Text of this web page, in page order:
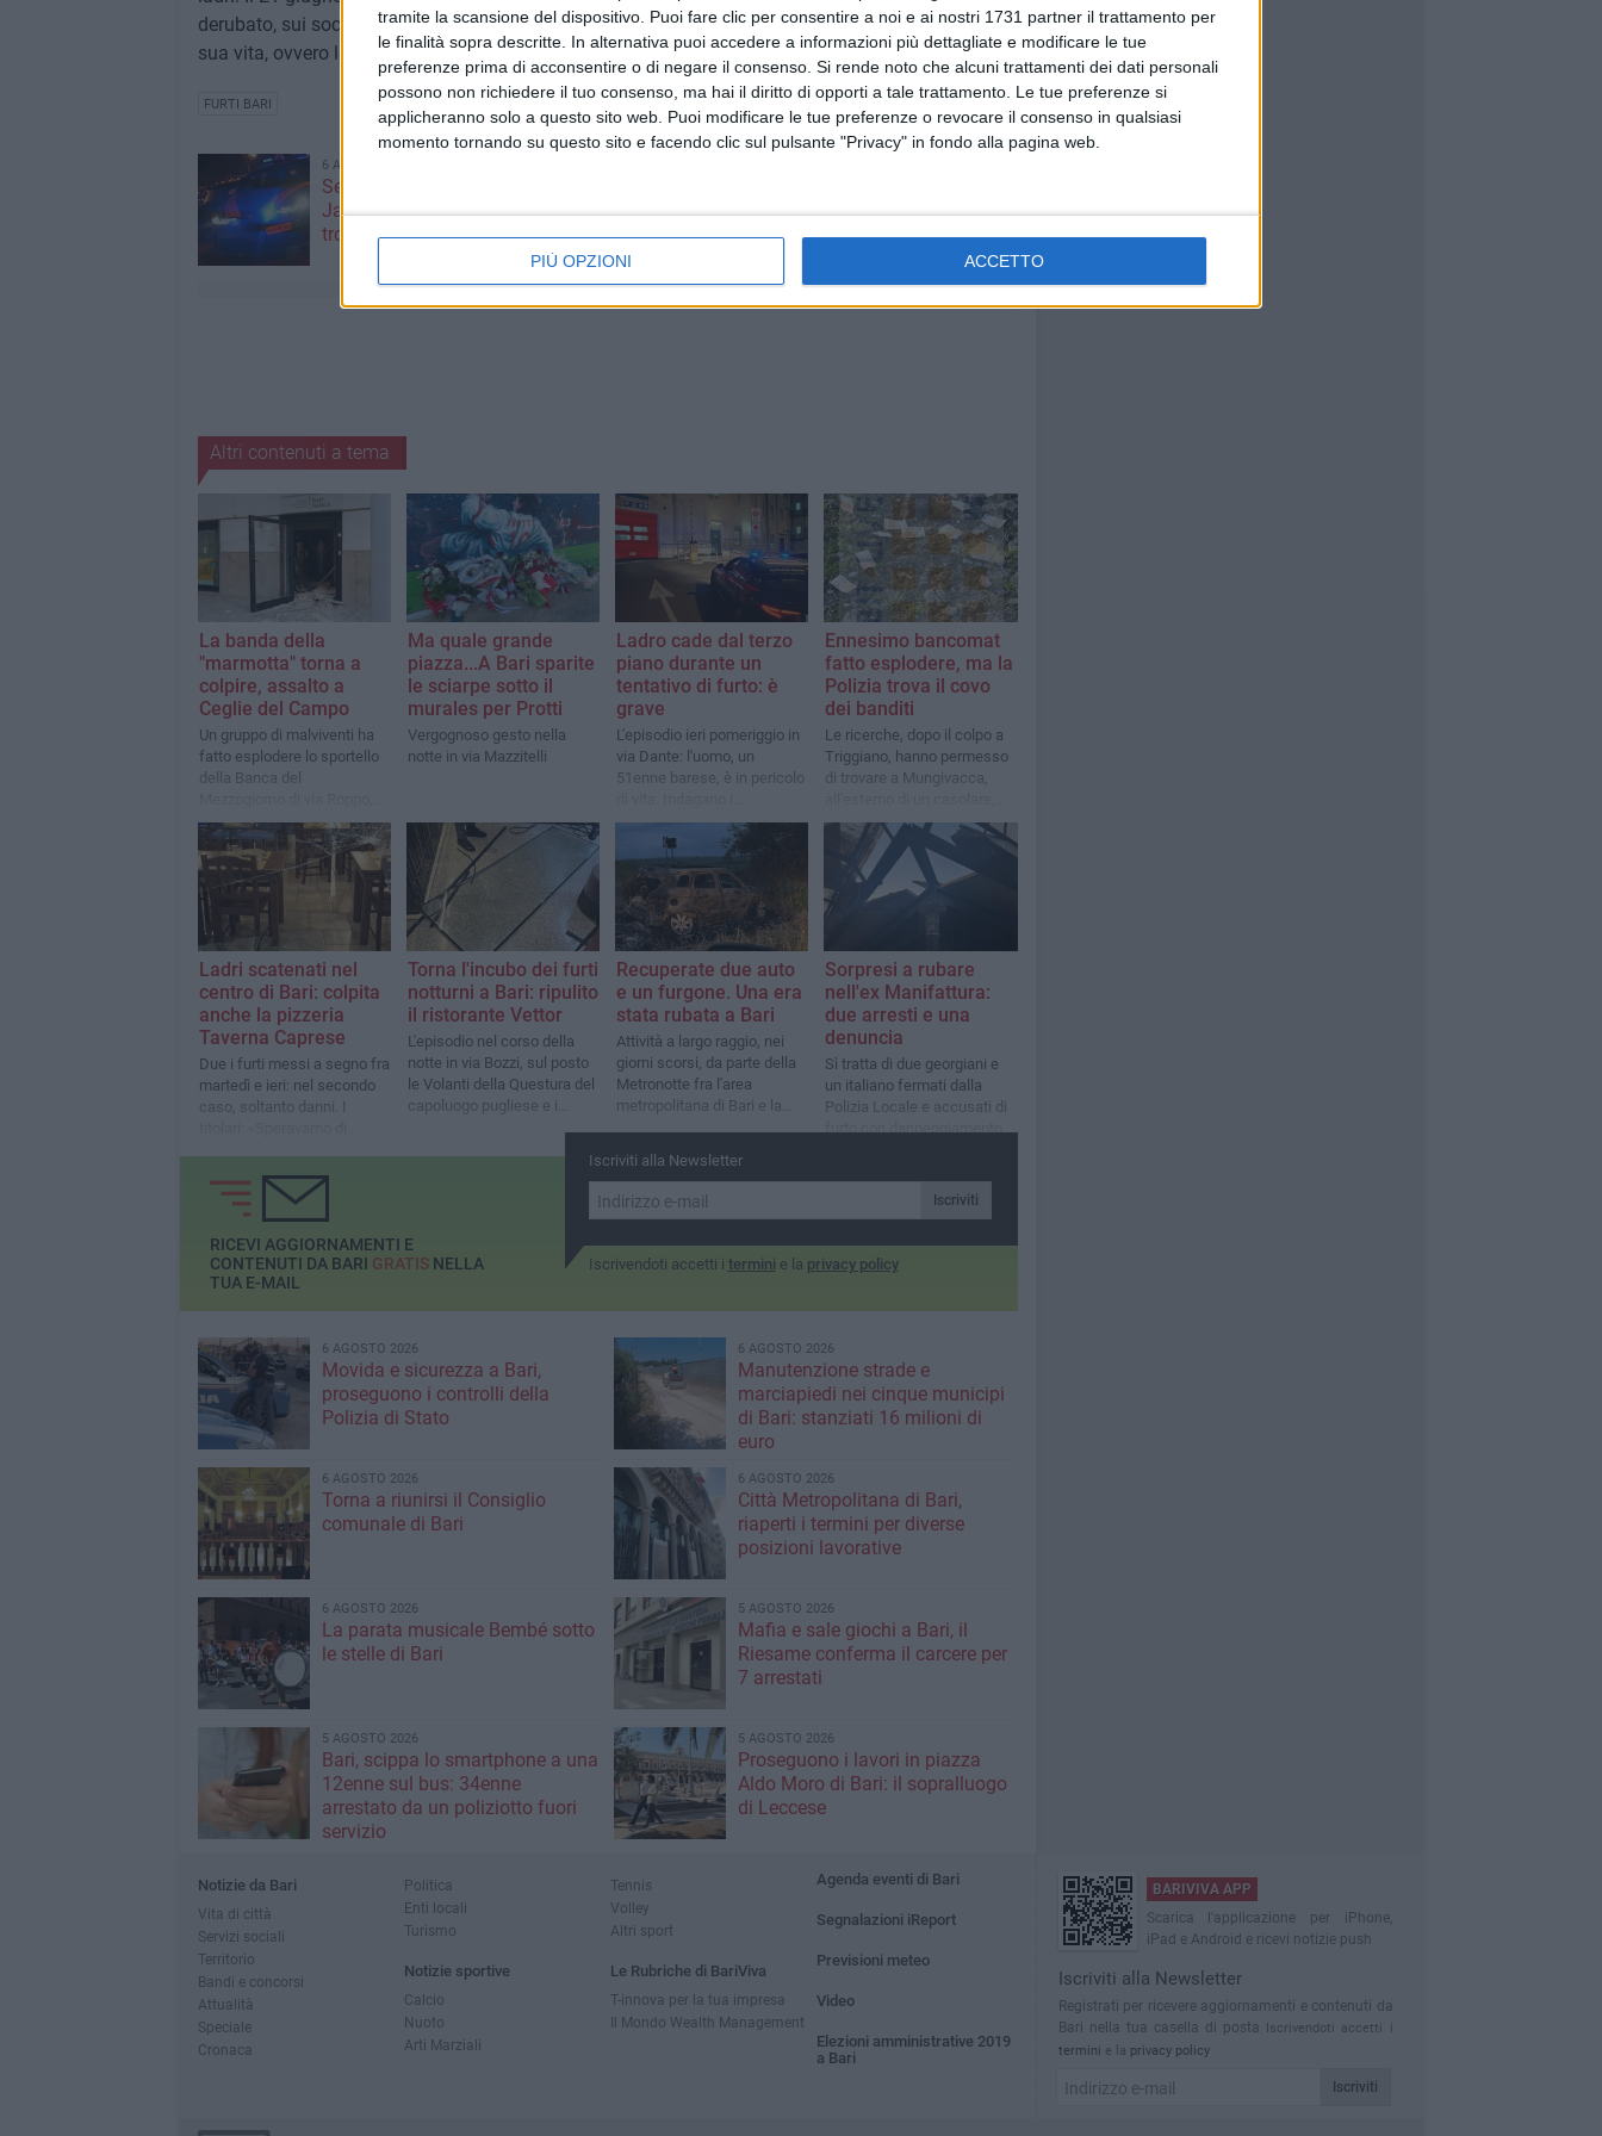
tramite la scansione del dispositivo. Puoi fare clic per consentire a noi e ai nostri 1731 partner il trattamento per
le finalità sopra descritte. In alternativa puoi accedere a informazioni più dettagliate e modificare le tue
preferenze prima di acconsentire o di negare il consenso. Si rende noto che alcuni trattamenti dei dati personali
possono non richiedere il tuo consenso, ma hai il diritto di opporti a tale trattamento. Le tue preferenze si
applicheranno solo a questo sito web. Puoi modificare le tue preferenze o revocare il consenso in qualsiasi
momento tornando su questo sito e facendo clic sul pulsante "Privacy" in fondo alla pagina web.
PIÙ OPZIONI ACCETTO
derubato, sui social, è diventato virale: restituite il cellulare perché al suo interno c'è un pezzo della
sua vita, ovvero le foto della figlia.
FURTI BARI
6 AGOSTO 2026
Segnalati colpi di pistola a
Japigia, ma i bossoli non si
trovano
finestra di casa: è grave al
Policlinico di Bari
Altri contenuti a tema
La banda della
"marmotta" torna a
colpire, assalto a
Ceglie del Campo
Un gruppo di malviventi ha
fatto esplodere lo sportello
della Banca del
portate via poche migliaia di
euro. Ingenti i danni
Ma quale grande
piazza...A Bari sparite
le sciarpe sotto il
murales per Protti
Vergognoso gesto nella
notte in via Mazzitelli
Ladro cade dal terzo
piano durante un
tentativo di furto: è
grave
L'episodio ieri pomeriggio in
via Dante: l'uomo, un
51enne barese, è in pericolo
Carabinieri
Ennesimo bancomat
fatto esplodere, ma la
Polizia trova il covo
dei banditi
Le ricerche, dopo il colpo a
Triggiano, hanno permesso
di trovare a Mungivacca,
banconote, auto e targhe
clonate
Ladri scatenati nel
centro di Bari: colpita
anche la pizzeria
Taverna Caprese
Due i furti messi a segno fra
martedì e ieri: nel secondo
caso, soltanto danni. I
Torna l'incubo dei furti
notturni a Bari: ripulito
il ristorante Vettor
L'episodio nel corso della
notte in via Bozzi, sul posto
le Volanti della Questura del
capoluogo pugliese e i
Recuperate due auto
e un furgone. Una era
stata rubata a Bari
Attività a largo raggio, nei
giorni scorsi, da parte della
Metronotte fra l'area
metropolitana di Bari e la
Sorpresi a rubare
nell'ex Manifattura:
due arresti e una
denuncia
Sì tratta di due georgiani e
un italiano fermati dalla
Polizia Locale e accusati di
furto con danneggiamento e
Iscriviti alla Newsletter
Iscriviti
Iscrivendoti accetti i termini e la privacy policy
RICEVI AGGIORNAMENTI E
CONTENUTI DA BARI GRATISNELLA
TUA E-MAIL
6 AGOSTO 2026
Movida e sicurezza a Bari,
proseguono i controlli della
Polizia di Stato
6 AGOSTO 2026
Manutenzione strade e
marciapiedi nei cinque municipi
di Bari: stanziati 16 milioni di
euro
6 AGOSTO 2026
Torna a riunirsi il Consiglio
comunale di Bari
6 AGOSTO 2026
Città Metropolitana di Bari,
riaperti i termini per diverse
posizioni lavorative
6 AGOSTO 2026
La parata musicale Bembé sotto
le stelle di Bari
5 AGOSTO 2026
Mafia e sale giochi a Bari, il
Riesame conferma il carcere per
7 arrestati
5 AGOSTO 2026
Bari, scippa lo smartphone a una
12enne sul bus: 34enne
arrestato da un poliziotto fuori
servizio
5 AGOSTO 2026
Proseguono i lavori in piazza
Aldo Moro di Bari: il sopralluogo
di Leccese
Notizie da Bari
Vita di città
Servizi sociali
Territorio
Bandi e concorsi
Attualità
Speciale
Cronaca
Politica
Enti locali
Turismo
Notizie sportive
Calcio
Nuoto
Arti Marziali
Tennis
Volley
Altri sport
Le Rubriche di BariViva
T-innova per la tua impresa
Il Mondo Wealth Management
Agenda eventi di Bari
Segnalazioni iReport
Previsioni meteo
Video
Elezioni amministrative 2019
a Bari
BARIVIVA APP
Scarica l'applicazione per iPhone,
iPad e Android e ricevi notizie push
Iscriviti alla Newsletter
Registrati per ricevere aggiornamenti e contenuti da
Bari nella tua casella di posta Iscrivendoti accetti i
termini e la privacy policy
Iscriviti